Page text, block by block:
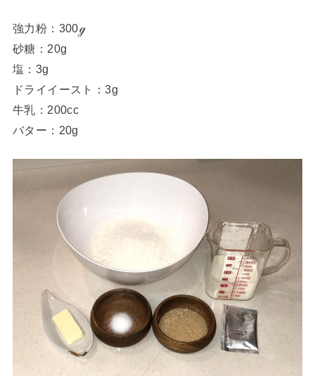
強力粉：300ℊ
砂糖：20g
塩：3g
ドライイースト：3g
牛乳：200cc
バター：20g